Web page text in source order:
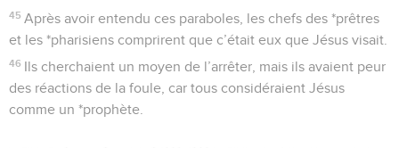
45 Après avoir entendu ces paraboles, les chefs des *prêtres
et les *pharisiens comprirent que c’était eux que Jésus visait.
46 Ils cherchaient un moyen de l’arrêter, mais ils avaient peur
des réactions de la foule, car tous considéraient Jésus
comme un *prophète.